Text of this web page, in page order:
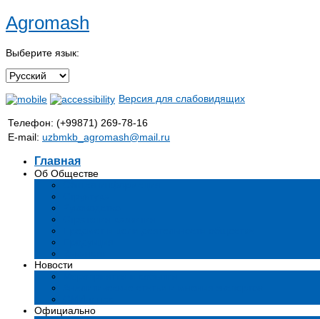
Agromash
Выберите язык:
Версия для слабовидящих
Телефон: (+99871) 269-78-16
E-mail: uzbmkb_agromash@mail.ru
Главная
Об Обществе
Новости
Официально